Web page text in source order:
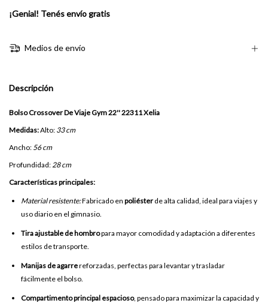
¡Genial! Tenés envío gratis
Medios de envío
Descripción
Bolso Crossover De Viaje Gym 22'' 22311 Xelia
Medidas:Alto: 33 cm
Ancho: 56 cm
Profundidad: 28 cm
Características principales:
Material resistente:Fabricado en poliéster de alta calidad, ideal para viajes y
uso diario en el gimnasio.
Tira ajustable de hombropara mayor comodidad y adaptación a diferentes
estilos de transporte.
Manijas de agarrereforzadas, perfectas para levantar y trasladar
fácilmente el bolso.
Compartimento principal espacioso, pensado para maximizar la capacidad y